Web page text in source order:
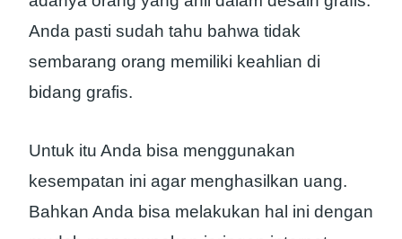
Anda pasti sudah tahu bahwa tidak
sembarang orang memiliki keahlian di
bidang grafis.
Untuk itu Anda bisa menggunakan
kesempatan ini agar menghasilkan uang.
Bahkan Anda bisa melakukan hal ini dengan